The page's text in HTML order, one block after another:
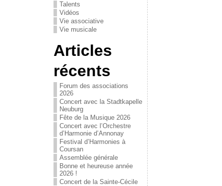
Talents
Vidéos
Vie associative
Vie musicale
Articles
récents
Forum des associations
2026
Concert avec la Stadtkapelle
Neuburg
Fête de la Musique 2026
Concert avec l’Orchestre
d’Harmonie d’Annonay
Festival d’Harmonies à
Coursan
Assemblée générale
Bonne et heureuse année
2026 !
Concert de la Sainte-Cécile